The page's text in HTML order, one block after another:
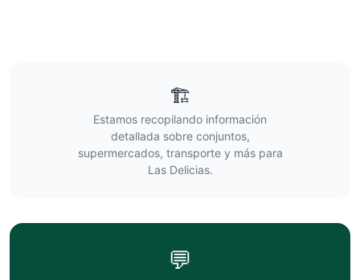
🏗️
Estamos recopilando información
detallada sobre conjuntos,
supermercados, transporte y más para
Las Delicias.
💬